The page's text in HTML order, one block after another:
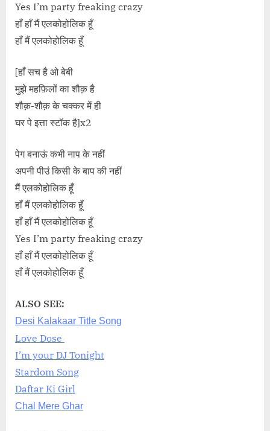
Yes I’m party freaking crazy
हाँ हाँ मैं एलकोहोलिक हूँ
हाँ मैं एलकोहोलिक हूँ
[हाँ सच है ओ बेबी
मुझे महफ़िलों का शौक़ है
शौक़-शौक़ के चक्कर में ही
घर पे इत्ता स्टॉक है]x2
पेग बनाऊं कभी नाप के नहीं
अपनी पीउं किसी के बाप की नहीं
मैं एलकोहोलिक हूँ
हाँ मैं एलकोहोलिक हूँ
हाँ हाँ मैं एलकोहोलिक हूँ
Yes I’m party freaking crazy
हाँ हाँ मैं एलकोहोलिक हूँ
हाँ मैं एलकोहोलिक हूँ
ALSO SEE:
Desi Kalakaar Title Song
Love Dose
I’m your DJ Tonight
Stardom Song
Daftar Ki Girl
Chal Mere Ghar